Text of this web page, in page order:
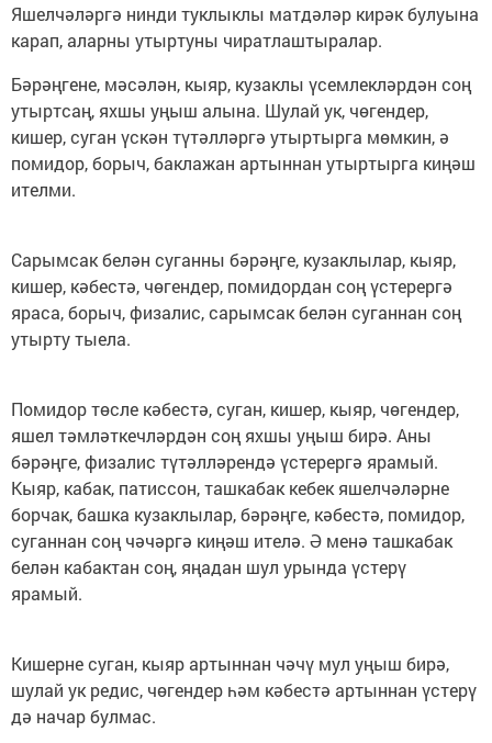
Яшелчәләргә нинди туклыклы матдәләр кирәк булуына
карап, аларны утыртуны чиратлаштыралар.
Бәрәңгене, мәсәлән, кыяр, кузаклы үсемлекләрдән соң
утыртсаң, яхшы уңыш алына. Шулай ук, чөгендер,
кишер, суган үскән түтәлләргә утыртырга мөмкин, ә
помидор, борыч, баклажан артыннан утыртырга киңәш
ителми.
Сарымсак белән суганны бәрәңге, кузаклылар, кыяр,
кишер, кәбестә, чөгендер, помидордан соң үстерергә
яраса, борыч, физалис, сарымсак белән суганнан соң
утырту тыела.
Помидор төсле кәбестә, суган, кишер, кыяр, чөгендер,
яшел тәмләткечләрдән соң яхшы уңыш бирә. Аны
бәрәңге, физалис түтәлләрендә үстерергә ярамый.
Кыяр, кабак, патиссон, ташкабак кебек яшелчәләрне
борчак, башка кузаклылар, бәрәңге, кәбестә, помидор,
суганнан соң чәчәргә киңәш ителә. Ә менә ташкабак
белән кабактан соң, яңадан шул урында үстерү
ярамый.
Кишерне суган, кыяр артыннан чәчү мул уңыш бирә,
шулай ук редис, чөгендер һәм кәбестә артыннан үстерү
дә начар булмас.